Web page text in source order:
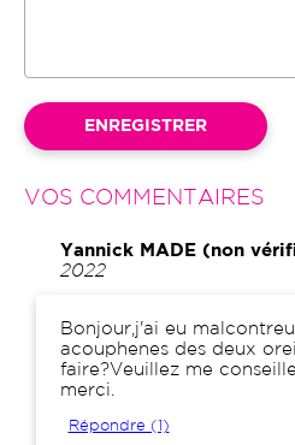
VOS COMMENTAIRES
Yannick MADE (non
2022
Comment
Bonjour,j'ai eu
acouphenes des deux
faire?Veuillez me
merci.
Répondre (1)